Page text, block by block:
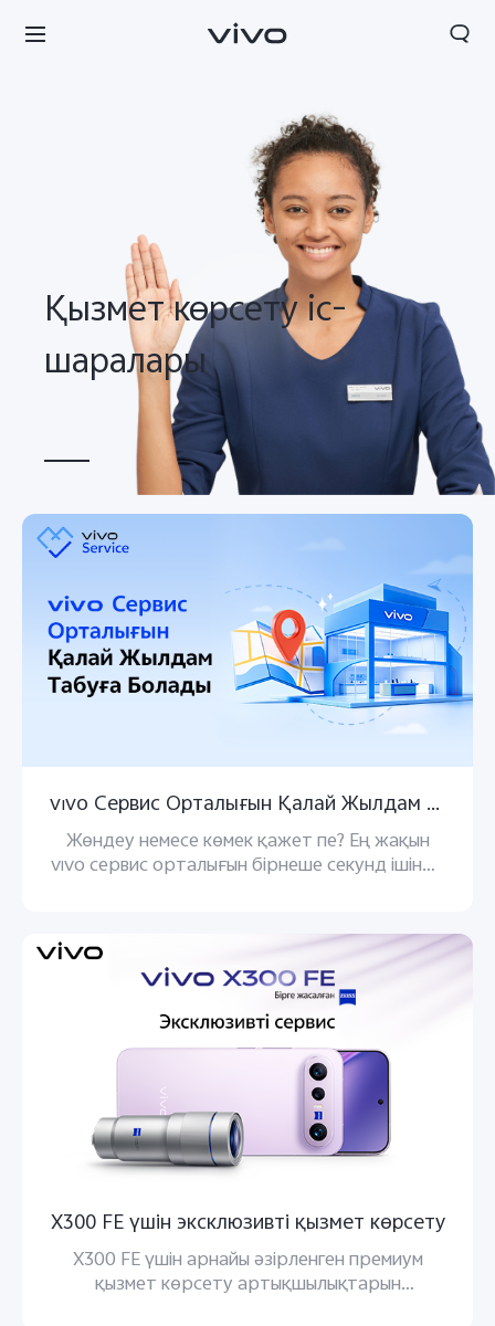
Казахстан(kk) | Елді/аймақты таңдаңыз
Қызмет көрсету іс-
шаралары
vivo Cервис Орталығын Қалай Жылдам Табуға Болады
Жөндеу немесе көмек қажет пе? Ең жақын
vivo сервис орталығын бірнеше секунд ішінде
X300 FE үшін эксклюзивті қызмет көрсету
X300 FE үшін арнайы әзірленген премиум
қызмет көрсету артықшылықтарын